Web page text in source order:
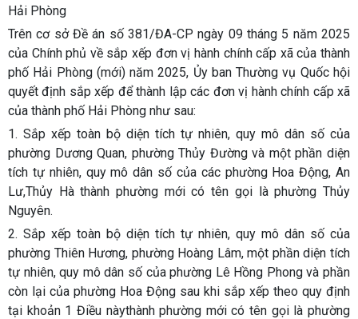
Hải Phòng
Trên cơ sở Đề án số 381/ĐA-CP ngày 09 tháng 5 năm 2025
của Chính phủ về sắp xếp đơn vị hành chính cấp xã của thành
phố Hải Phòng (mới) năm 2025, Ủy ban Thường vụ Quốc hội
quyết định sắp xếp để thành lập các đơn vị hành chính cấp xã
của thành phố Hải Phòng như sau:
1. Sắp xếp toàn bộ diện tích tự nhiên, quy mô dân số của
phường Dương Quan, phường Thủy Đường và một phần diện
tích tự nhiên, quy mô dân số của các phường Hoa Động, An
Lư,Thủy Hà thành phường mới có tên gọi là phường Thủy
Nguyên.
2. Sắp xếp toàn bộ diện tích tự nhiên, quy mô dân số của
phường Thiên Hương, phường Hoàng Lâm, một phần diện tích
tự nhiên, quy mô dân số của phường Lê Hồng Phong và phần
còn lại của phường Hoa Động sau khi sắp xếp theo quy định
tại khoản 1 Điều nàythành phường mới có tên gọi là phường